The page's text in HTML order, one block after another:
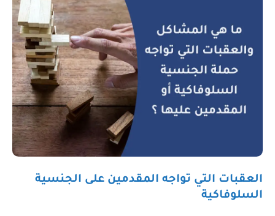
العقبات التي تواجه المقدمين على الجنسية
السلوفاكية